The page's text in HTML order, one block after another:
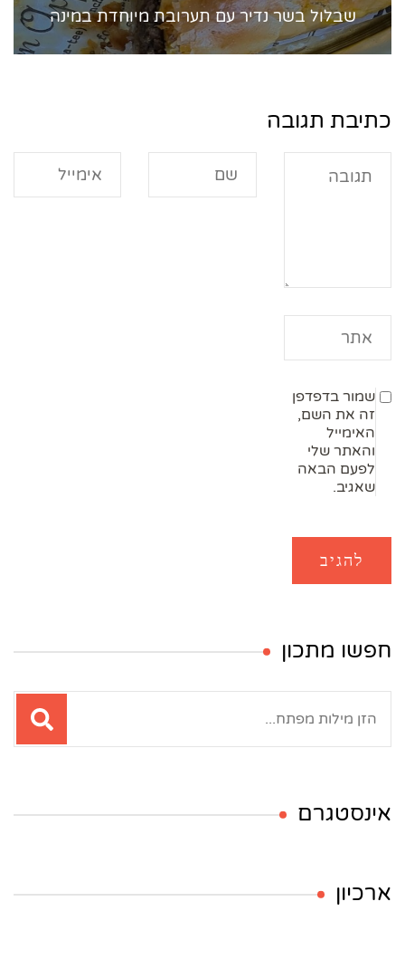
שבלול בשר נדיר עם תערובת מיוחדת במינה
כתיבת תגובה
שמור בדפדפן
זה את השם,
האימייל
והאתר שלי
לפעם הבאה
שאגיב.
חפשו מתכון
אינסטגרם
ארכיון